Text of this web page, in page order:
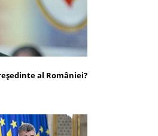
al României?